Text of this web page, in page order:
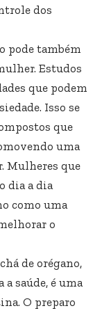
dos
pode também
Estudos
que podem
Isso se
que
uma
Mulheres que
dia a dia
como uma
o
de orégano,
saúde, é uma
O preparo